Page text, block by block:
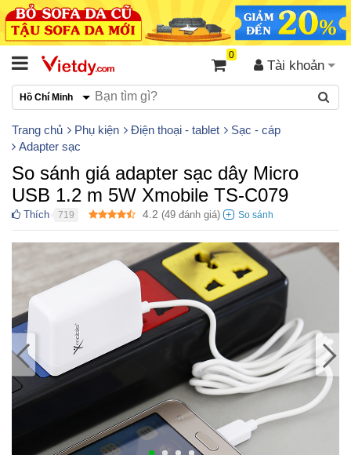
Tài khoản
0
Hồ Chí Minh
Trang chủ Phụ kiện Điện thoại - tablet
Sạc - cáp
Adapter sạc
So sánh giá adapter sạc dây Micro
USB 1.2 m 5W Xmobile TS-C079
Thích 719 4.2 (49 đánh giá)